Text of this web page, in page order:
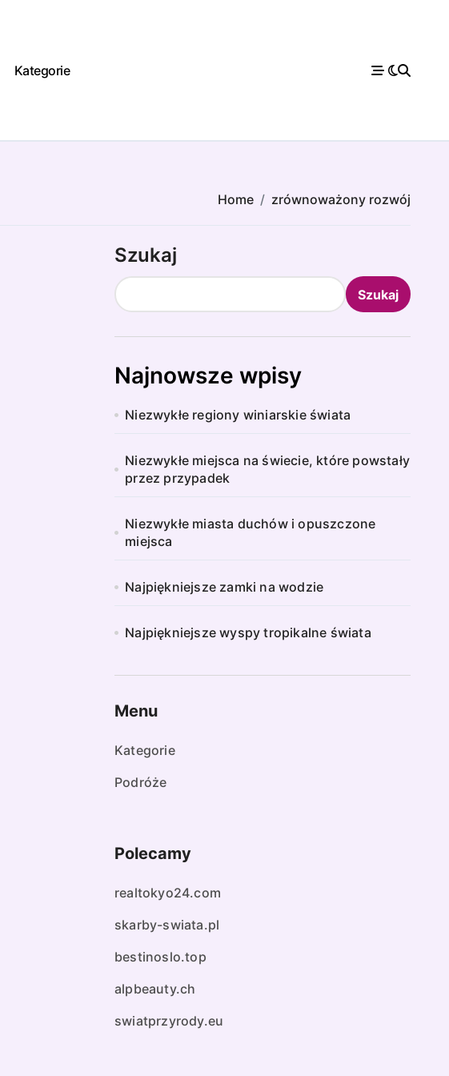
Kategorie
Home zrównoważony rozwój
Szukaj
Szukaj
Najnowsze wpisy
Niezwykłe regiony winiarskie świata
Niezwykłe miejsca na świecie, które powstały
przez przypadek
Niezwykłe miasta duchów i opuszczone
miejsca
Najpiękniejsze zamki na wodzie
Najpiękniejsze wyspy tropikalne świata
Menu
Kategorie
Podróże
Polecamy
realtokyo24.com
skarby-swiata.pl
bestinoslo.top
alpbeauty.ch
swiatprzyrody.eu